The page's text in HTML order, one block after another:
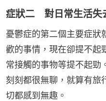
症狀二 對日常生活失
憂鬱症的第二個主要症狀
歡的事情，現在卻提不起
常接觸的事物等提不起勁
刻刻都很無聊，就算有旅
切都感到無趣。